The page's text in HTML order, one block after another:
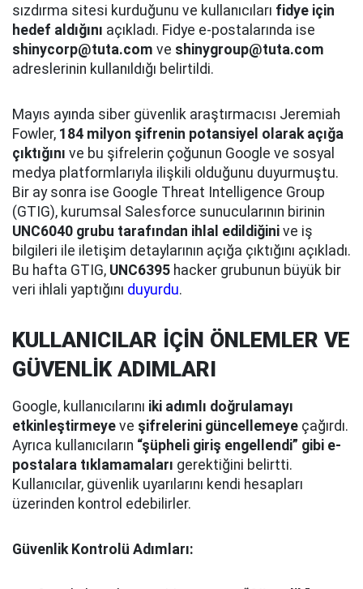
sızdırma sitesi kurduğunu ve kullanıcıları fidye için
hedef aldığını açıkladı. Fidye e-postalarında ise
shinycorp@tuta.com ve shinygroup@tuta.com
adreslerinin kullanıldığı belirtildi.
Mayıs ayında siber güvenlik araştırmacısı Jeremiah
Fowler, 184 milyon şifrenin potansiyel olarak açığa
çıktığını ve bu şifrelerin çoğunun Google ve sosyal
medya platformlarıyla ilişkili olduğunu duyurmuştu.
Bir ay sonra ise Google Threat Intelligence Group
(GTIG), kurumsal Salesforce sunucularının birinin
UNC6040 grubu tarafından ihlal edildiğini ve iş
bilgileri ile iletişim detaylarının açığa çıktığını açıkladı.
Bu hafta GTIG, UNC6395 hacker grubunun büyük bir
veri ihlali yaptığını duyurdu.
KULLANICILAR İÇİN ÖNLEMLER VE
GÜVENLİK ADIMLARI
Google, kullanıcılarını iki adımlı doğrulamayı
etkinleştirmeye ve şifrelerini güncellemeye çağırdı.
Ayrıca kullanıcıların “şüpheli giriş engellendi” gibi e-
postalara tıklamamaları gerektiğini belirtti.
Kullanıcılar, güvenlik uyarılarını kendi hesapları
üzerinden kontrol edebilirler.
Güvenlik Kontrolü Adımları: